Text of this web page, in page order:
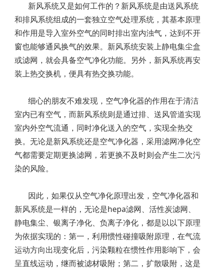
新风系统又是如何工作的？新风系统是由送风系统
和排风系统组成的一套独立空气处理系统，其基本原理
和作用是导入室外空气的同时排出室内浊气，达到不开
窗也能够通风换气的效果。新风系统安装上静电集尘盒
或滤网，就会具备空气净化功能。另外，新风系统再安
装上热交换机，便具有热交换功能。
细心的朋友不难发现，空气净化器的作用在于清洁
室内已有空气，而新风系统则是通过排、送风管道实现
室内外空气流通，同时净化送入的空气，实现全热交
换。无论是新风系统还是空气净化器，采用滤网净化空
气都需要定期更换滤网，若更换不及时则会产生二次污
染的风险。
因此，如果仅从空气净化原理出发，空气净化器和
新风系统是一样的，无论是hepa滤网、活性炭滤网、
静电集尘、银离子净化、负离子净化，都是以以下原理
为依据实现的：第一，利用惯性碰撞吸附原理，在气流
运动方向出现变化后，污染颗粒在惯性作用影响下，会
呈直线运动，继而被滤材吸附；第二，扩散吸附，这是